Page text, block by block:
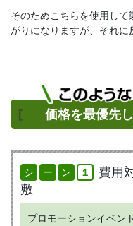
そのためこちらを使用し
がりになりますが、それに
[ 価格を最優先
シ ー ン １
費用
敷
プロモーションイベン